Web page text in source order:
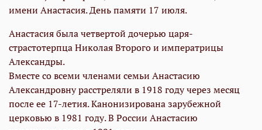
имени Анастасия. День памяти 17 июля.
Анастасия была четвертой дочерью царя-
страстотерпца Николая Второго и императрицы
Александры.
Вместе со всеми членами семьи Анастасию
Александровну расстреляли в 1918 году через месяц
после ее 17-летия. Канонизирована зарубежной
церковью в 1981 году. В России Анастасию